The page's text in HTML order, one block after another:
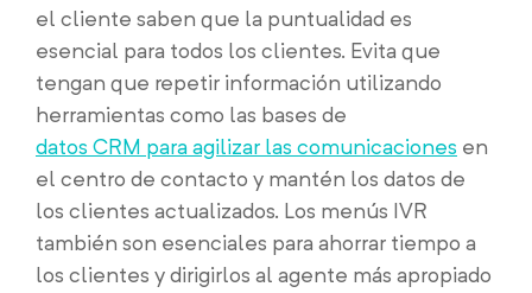
el cliente saben que la puntualidad es
esencial para todos los clientes. Evita que
tengan que repetir información utilizando
herramientas como las bases de
datos CRM para agilizar las comunicaciones en
el centro de contacto y mantén los datos de
los clientes actualizados. Los menús IVR
también son esenciales para ahorrar tiempo a
los clientes y dirigirlos al agente más apropiado